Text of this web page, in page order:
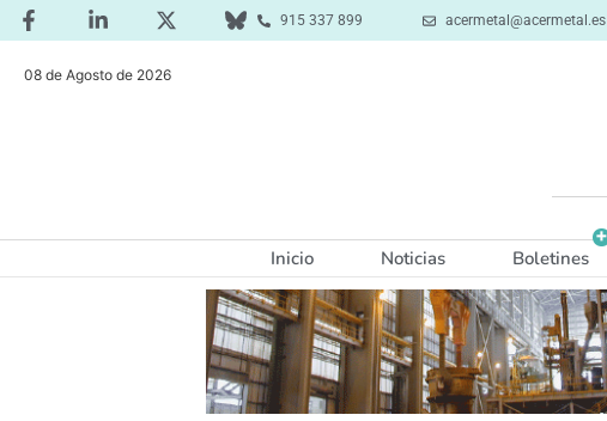
915 337 899 acermetal@acermetal.es
08 de Agosto de 2026
Inicio Noticias Boletines